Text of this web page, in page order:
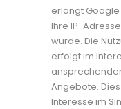
erlangt
Ihre IP-
wurde. Die
erfolgt im
Angebote.
Interesse im